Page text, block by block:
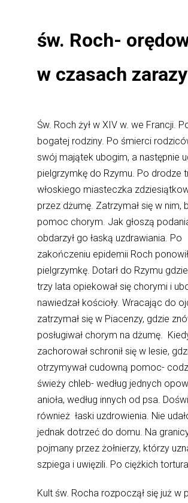
św. Roch-
w czasach zarazy
Św. Roch żył w XIV w. we Francji.
bogatej rodziny. Po śmierci
swój majątek ubogim, a następnie
pielgrzymkę do Rzymu. Po drodze
włoskiego miasteczka
przez dżumę. Zatrzymał się w nim,
pomoc chorym. Jak głoszą
obdarzył go łaską uzdrawiania. Po
zakończeniu epidemii Roch
pielgrzymkę. Dotarł do Rzymu
trzy lata opiekował się chorymi i
nawiedzał kościoły. Wracając do
zatrzymał się w Piacenzy, gdzie
posługiwał chorym na dżumę.
zachorował schronił się w lesie,
otrzymywał cudowną pomoc-
świeży chleb- według jednych
anioła, według innych od psa.
również łaski uzdrowienia. Nie
jednak dotrzeć do domu. Na
pojmany przez żołnierzy, którzy
szpiega i uwięzili. Po ciężkich
Kult św. Rocha rozpoczął się już w